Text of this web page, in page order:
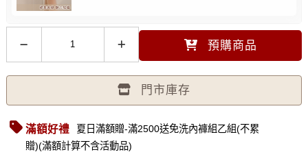
預購商品
門市庫存
滿額好禮
夏日滿額贈-滿2500送免洗內褲組乙組(不累
贈)(滿額計算不含活動品)